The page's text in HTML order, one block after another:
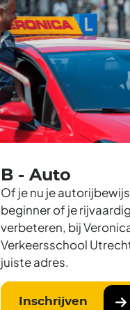
B - Auto
Of je nu je
beginner of je
verbeteren, bij
Verkeersschool
juiste adres.
Inschrijven